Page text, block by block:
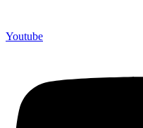
Youtube